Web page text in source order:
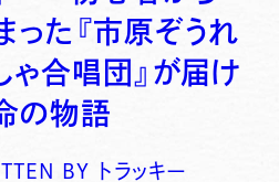
った『市原ぞうれ
ゃ合唱団』が届け
の物語
BY トラッキー